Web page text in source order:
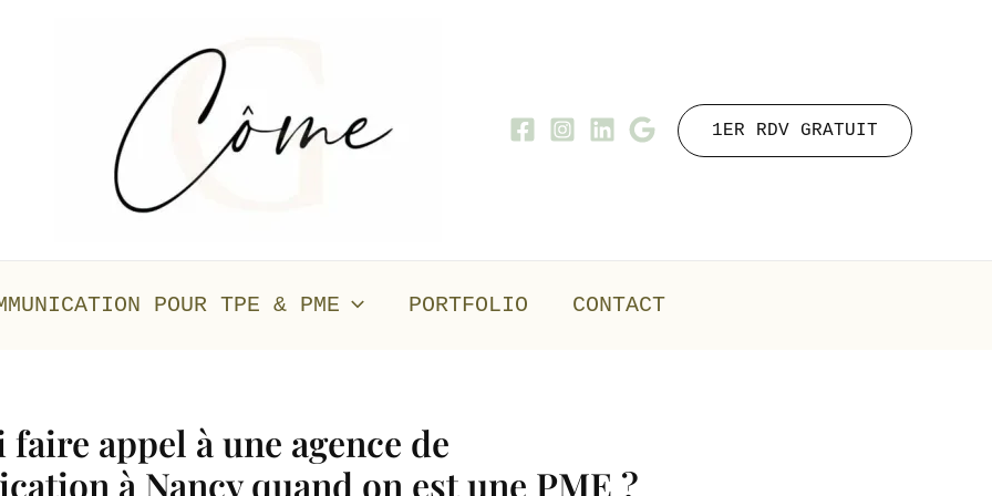
1ER RDV GRATUIT
POUR TPE & PME PORTFOLIO CONTACT
appel à une agence de
à Nancy quand on est une PME ?